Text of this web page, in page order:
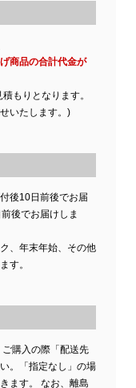
商品の合計代金が
もりとなります。
いたします。)
後10日前後でお届
後でお届けしま
、年末年始、その他
す。
購入の際「配送先
。「指定なし」の場
ます。 なお、離島